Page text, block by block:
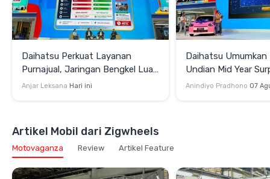
Daihatsu Perkuat Layanan
Purnajual, Jaringan Bengkel Luas
hingga Garansi Suku Cadang 24
Anjar Leksana Hari ini
Daihatsu Umumkan
Undian Mid Year
2026
Anindiyo Pradhono 07
Artikel Mobil dari Zigwheels
Motovaganza Review Artikel Feature